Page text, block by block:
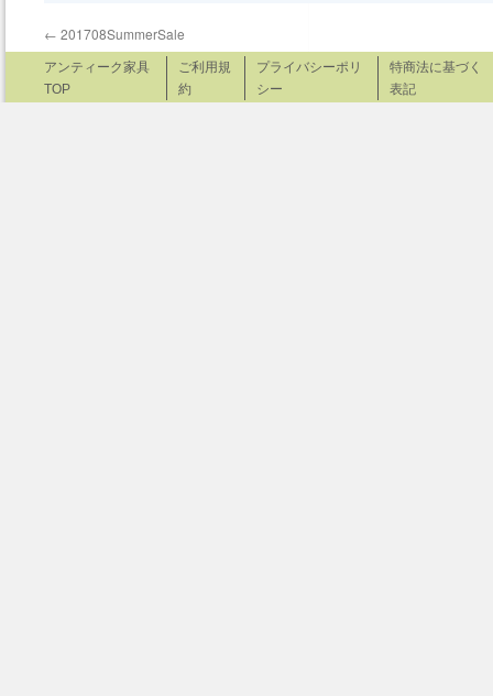
← 201708SummerSale
アンティーク家具
TOP
ご利用規
約
プライバシーポリ
シー
特商法に基づく
表記